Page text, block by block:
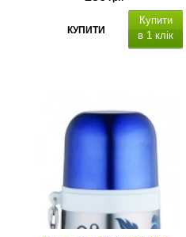
КУПИТИ
Купити
в 1 клік